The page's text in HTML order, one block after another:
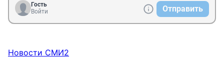
Гость
Войти
Отправить
Новости СМИ2